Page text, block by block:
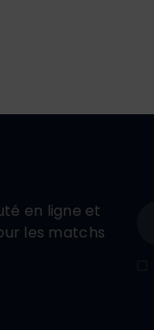
en ligne et
les matchs